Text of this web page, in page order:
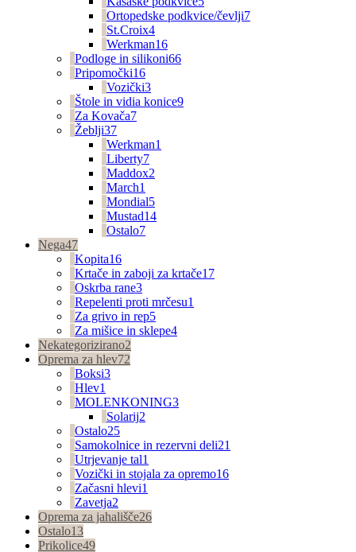
Ortopedske podkvice/čevlji7
St.Croix4
Werkman16
Podloge in silikoni66
Pripomočki16
Vozički3
Štole in vidia konice9
Za Kovača7
Žeblji37
Werkman1
Liberty7
Maddox2
March1
Mondial5
Mustad14
Ostalo7
Nega47
Kopita16
Krtače in zaboji za krtače17
Oskrba rane3
Repelenti proti mrčesu1
Za grivo in rep5
Za mišice in sklepe4
Nekategorizirano2
Oprema za hlev72
Boksi3
Hlev1
MOLENKONING3
Solarij2
Ostalo25
Samokolnice in rezervni deli21
Utrjevanje tal1
Vozički in stojala za opremo16
Začasni hlevi1
Zavetja2
Oprema za jahališče26
Ostalo13
Prikolice49